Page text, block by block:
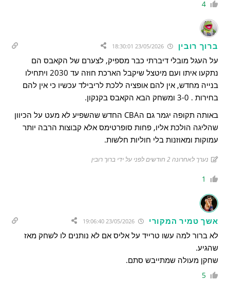
4
ברוך רובין 23/05/2026 18:30:01
על העגל מובלי דיברתי כבר מספיק, לצערם של הקאבס הם
נתקעו איתו ועם מיטצל שיקבל הארכת חוזה עד 2030 ויתחילו
בנייה מחדש, אין להם אופציה ללכת לריבילד עכשיו כי אין להם
בחירות . 3-0 ומשחק הבא הקאבס בקנקון.
באותה תקופה יגמר גם הCBA החדש שהשפיע לא מעט על הכיוון
שהליגה הולכת אליו, פחות סופרטימס אלא קבוצות הרבה יותר
עמוקות ומאוזנות בלי חוליות חלשות.
נערך לאחרונה 2 חודשים לפני על ידי ברוך רובין
1
אשך טמיר המקורי
לא ברור למה עשו טרייד על אליס אם לא נותנים לו לשחק מאז
שהגיע.
שחקן מעולה שמתייבש סתם.
5